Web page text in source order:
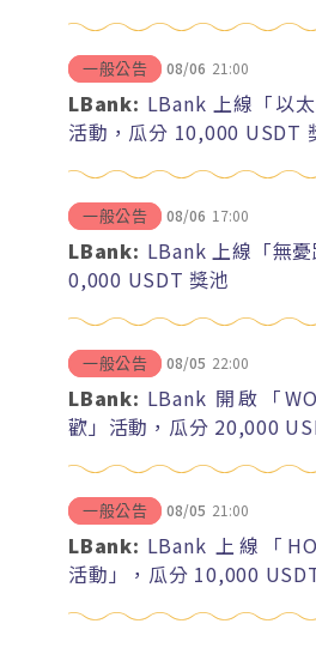
一般公告 08/06 21:00
LBank: LBank 上線「以
活動，瓜分 10,000 USDT
一般公告 08/06 17:00
LBank: LBank 上線「無
0,000 USDT 獎池
一般公告 08/05 22:00
LBank: LBank 開啟「
歡」活動，瓜分 20,000
一般公告 08/05 21:00
LBank: LBank 上線「
活動」，瓜分 10,000